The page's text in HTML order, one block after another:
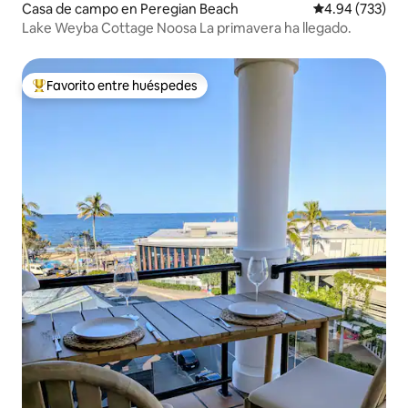
Casa de campo en Peregian Beach Calificación
4.94 (733)
Lake Weyba Cottage Noosa La primavera ha llegado.
De los mejores en Favorito entre huéspedes
Favorito entre huéspedes